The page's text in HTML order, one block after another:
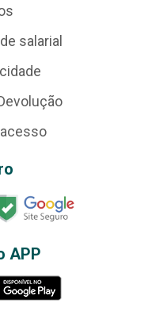
salarial
APP